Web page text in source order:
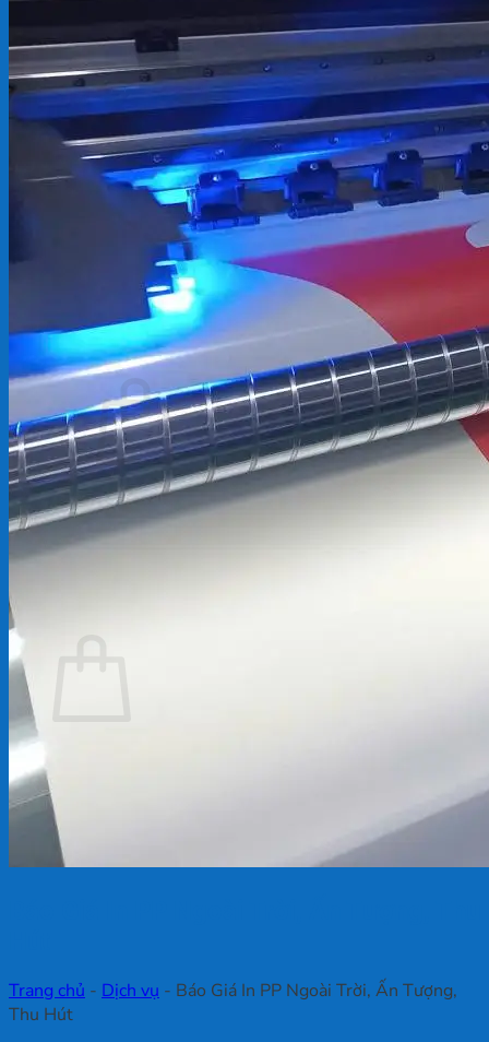
In Tem Nhãn
In Decal
Tin tức
Tin Tức In Kỹ Thuật Số
Tin Tức In UV
Tin tức công ty
Tuyển dụng
Câu hỏi thường gặp
kiếm:
Giỏ hàng /0₫
Chưa có sản phẩm trong giỏ hàng.
Quay trở lại cửa hàng
Quay trở lại cửa hàng
Trang chủ - Dịch vụ - Báo Giá In PP Ngoài Trời, Ấn Tượng,
Thu Hút